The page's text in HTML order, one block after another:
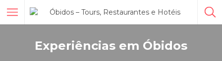
Experiências em Óbidos